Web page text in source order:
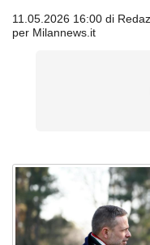
11.05.2026 16:00 di
per Milannews.it